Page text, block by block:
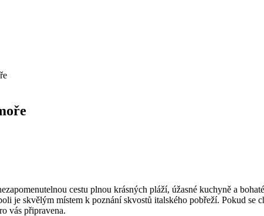
cestu plnou krásných pláží, úžasné kuchyně a
je skvělým místem k poznání skvostů italského pobřeží. Pokud se
vás připravena.